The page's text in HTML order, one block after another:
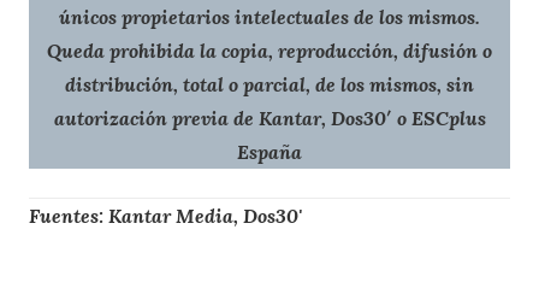
únicos propietarios intelectuales de los mismos.
Queda prohibida la copia, reproducción, difusión o
distribución, total o parcial, de los mismos, sin
autorización previa de Kantar, Dos30′ o ESCplus
España
Fuentes: Kantar Media, Dos30'